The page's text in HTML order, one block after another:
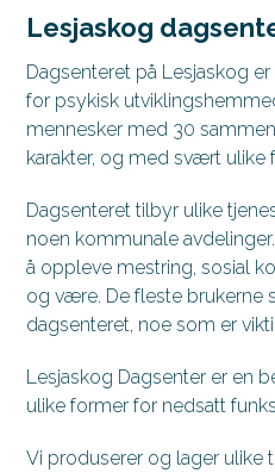
Lesjaskog
Dagsenteret på Lesjaskog
for psykisk
mennesker med 30
karakter, og med svært ulike
Dagsenteret tilbyr ulike
noen kommunale
å oppleve mestring, sosial
og være. De fleste brukerne
dagsenteret, noe som er
Lesjaskog Dagsenter er en
ulike former for nedsatt
Vi produserer og lager ulike